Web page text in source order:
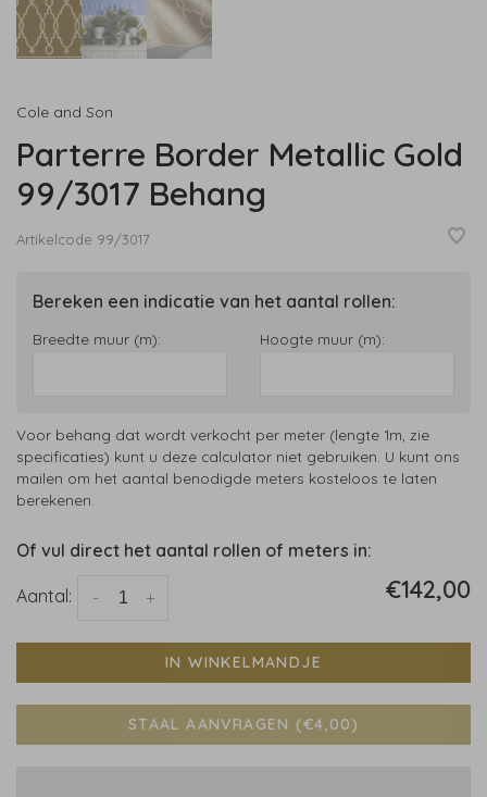
Cole and Son
Parterre Border Metallic Gold
99/3017 Behang
Artikelcode 99/3017
Bereken een indicatie van het aantal rollen:
Breedte muur (m): Hoogte muur (m):
Voor behang dat wordt verkocht per meter (lengte 1m, zie
specificaties) kunt u deze calculator niet gebruiken. U kunt ons
mailen om het aantal benodigde meters kosteloos te laten
berekenen.
Of vul direct het aantal rollen of meters in:
Aantal: +
- €142,00
IN WINKELMANDJE
STAAL AANVRAGEN (€4,00)